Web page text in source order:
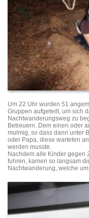
Um 22 Uhr wurden 51
Gruppen aufgeteilt, um sich
Nachtwanderungsweg zu
Betreuern. Dem einen oder
mulmig, so dass dann unter
oder Papa, diese warteten
werden musste.
Nachdem alle Kinder gegen
fuhren, kamen so langsam
Nachtwanderung, welche